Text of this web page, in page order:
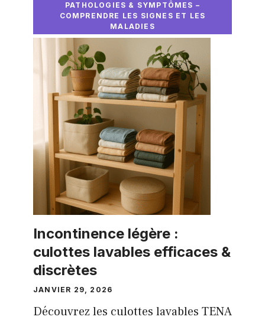
PATHOLOGIES & SYMPTÔMES –
COMPRENDRE LES SIGNES ET LES
MALADIES
Incontinence légère :
culottes lavables efficaces &
discrètes
JANVIER 29, 2026
Découvrez les culottes lavables TENA